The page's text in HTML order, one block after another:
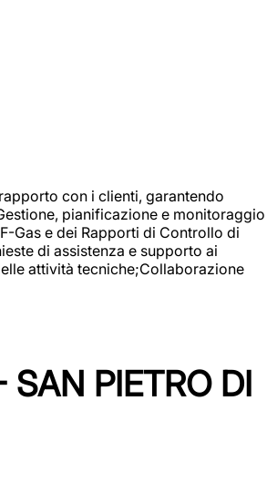
con i clienti, garantendo
pianificazione e monitoraggio
Gas e dei Rapporti di Controllo di
di assistenza e supporto ai
attività tecniche;Collaborazione
PIETRO DI